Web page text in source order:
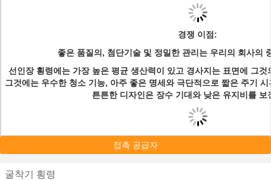
경쟁 이점:
좋은 품질의, 첨단기술 및 정밀한 관리는 우리의 회사의
선인장 횡령에는 가장 높은 평균 생산력이 있고 경사지는 표면에 그
그것에는 우수한 청소 기능, 아주 좋은 명세와 극단적으로 짧은 주기
튼튼한 디자인은 장수 기대와 낮은 유지비를 보
접촉 공급자
굴착기 횡령